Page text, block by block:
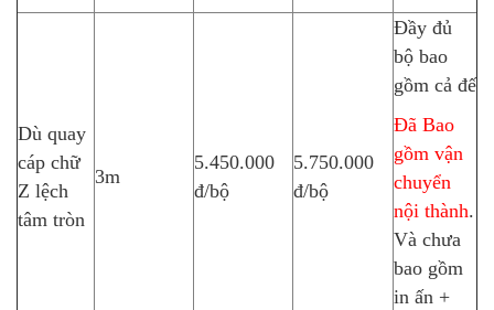
Dù quay
cáp chữ
Z lệch
tâm tròn
3m
5.450.000
đ/bộ
5.750.000
đ/bộ
Đầy đủ
bộ bao
gồm cả đế
Đã Bao
gồm vận
chuyển
nội thành.
Và chưa
bao gồm
in ấn +